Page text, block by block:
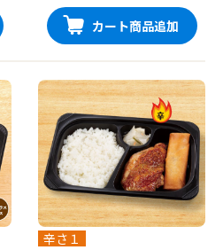
カート商品追加
辛さ１